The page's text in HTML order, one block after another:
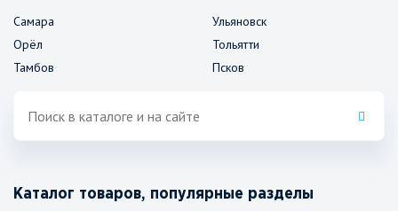
Самара
Орёл
Тамбов
Ульяновск
Тольятти
Псков
Каталог товаров, популярные разделы